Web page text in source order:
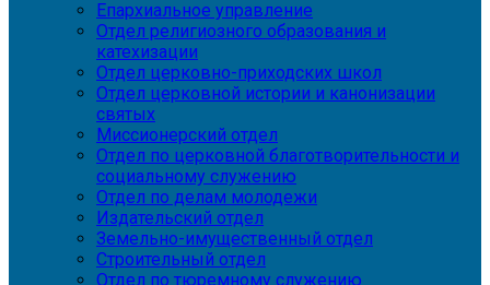
Епархиальное управление
Отдел религиозного образования и
катехизации
Отдел церковно-приходских школ
Отдел церковной истории и канонизации
святых
Миссионерский отдел
Отдел по церковной благотворительности и
социальному служению
Отдел по делам молодежи
Издательский отдел
Земельно-имущественный отдел
Строительный отдел
Отдел по тюремному служению